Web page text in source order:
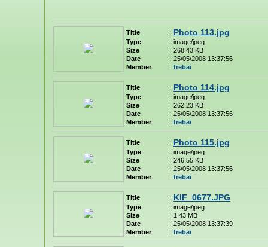
Title : Photo 113.jpg
Type : image/jpeg
Size
: 268.43 KB
Date
: 25/05/2008 13:37:56
Member
: frebai
Title : Photo 114.jpg
Type : image/jpeg
Size
: 262.23 KB
Date
: 25/05/2008 13:37:56
Member
: frebai
Title : Photo 115.jpg
Type : image/jpeg
Size
: 246.55 KB
Date
: 25/05/2008 13:37:56
Member
: frebai
Title : KIF_0677.JPG
Type : image/jpeg
Size
: 1.43 MB
Date
: 25/05/2008 13:37:39
Member
: frebai